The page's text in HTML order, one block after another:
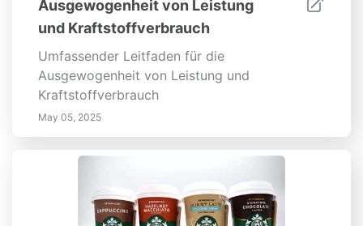
Ausgewogenheit von Leistung
und Kraftstoffverbrauch
Umfassender Leitfaden für die
Ausgewogenheit von Leistung und
Kraftstoffverbrauch
May 05, 2025